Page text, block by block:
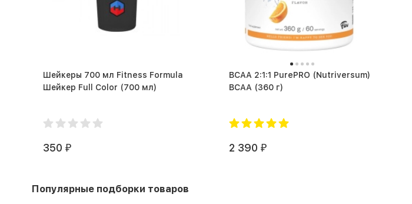
Шейкеры 700 мл Fitness Formula
Шейкер Full Color (700 мл)
350 ₽
BCAA 2:1:1 PurePRO (Nutriversum)
BCAA (360 г)
2 390 ₽
Популярные подборки товаров